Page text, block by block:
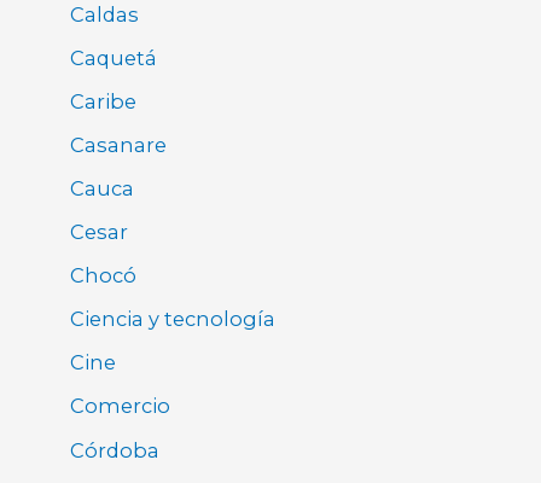
Caldas
Caquetá
Caribe
Casanare
Cauca
Cesar
Chocó
Ciencia y tecnología
Cine
Comercio
Córdoba